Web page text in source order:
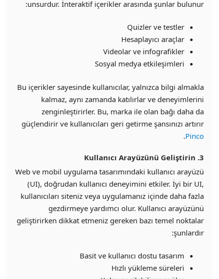
unsurdur. İnteraktif içerikler arasında şunlar bulunur:
Quizler ve testler
Hesaplayıcı araçlar
Videolar ve infografikler
Sosyal medya etkileşimleri
Bu içerikler sayesinde kullanıcılar, yalnızca bilgi almakla
kalmaz, aynı zamanda katılırlar ve deneyimlerini
zenginleştirirler. Bu, marka ile olan bağı daha da
güçlendirir ve kullanıcıları geri getirme şansınızı artırır
Pinco
.
3. Kullanıcı Arayüzünü Geliştirin
Web ve mobil uygulama tasarımındaki kullanıcı arayüzü
(UI), doğrudan kullanıcı deneyimini etkiler. İyi bir UI,
kullanıcıları siteniz veya uygulamanız içinde daha fazla
gezdirmeye yardımcı olur. Kullanıcı arayüzünü
geliştirirken dikkat etmeniz gereken bazı temel noktalar
şunlardır:
Basit ve kullanıcı dostu tasarım
Hızlı yükleme süreleri